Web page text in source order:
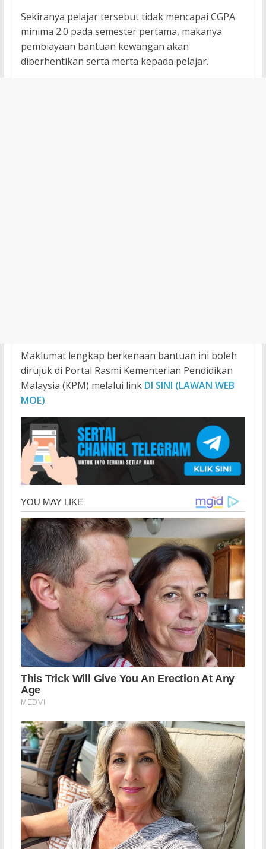
Sekiranya pelajar tersebut tidak mencapai CGPA
minima 2.0 pada semester pertama, makanya
pembiayaan bantuan kewangan akan
diberhentikan serta merta kepada pelajar.
Maklumat lengkap berkenaan bantuan ini boleh
dirujuk di Portal Rasmi Kementerian Pendidikan
Malaysia (KPM) melalui link DI SINI (LAWAN WEB
MOE).